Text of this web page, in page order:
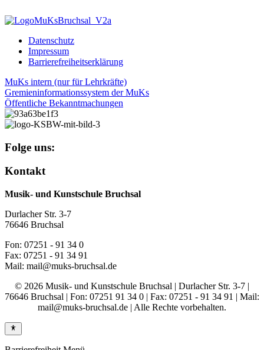
Datenschutz
Impressum
Barrierefreiheitserklärung
MuKs intern (nur für Lehrkräfte)
Gremieninformationssystem der MuKs
Öffentliche Bekanntmachungen
Folge uns:
Kontakt
Musik- und Kunstschule Bruchsal
Durlacher Str. 3-7
76646 Bruchsal
Fon: 07251 - 91 34 0
Fax: 07251 - 91 34 91
Mail: mail@muks-bruchsal.de
© 2026 Musik- und Kunstschule Bruchsal | Durlacher Str. 3-7 |
76646 Bruchsal | Fon: 07251 91 34 0 | Fax: 07251 - 91 34 91 | Mail:
mail@muks-bruchsal.de | Alle Rechte vorbehalten.